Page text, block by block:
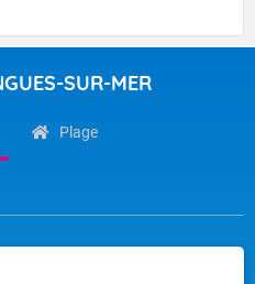
SUR-MER
Plage